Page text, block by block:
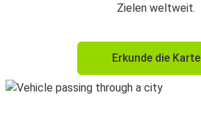
Zielen weltweit.
Erkunde die Karte